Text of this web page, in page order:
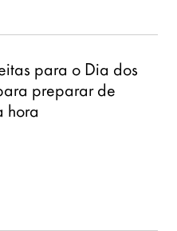
para o Dia dos
preparar de
hora